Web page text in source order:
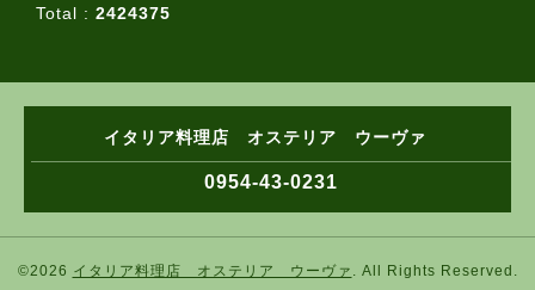
Total : 2424375
イタリア料理店 オステリア ウーヴァ
0954-43-0231
©2026 イタリア料理店 オステリア ウーヴァ . All Rights Reserved.